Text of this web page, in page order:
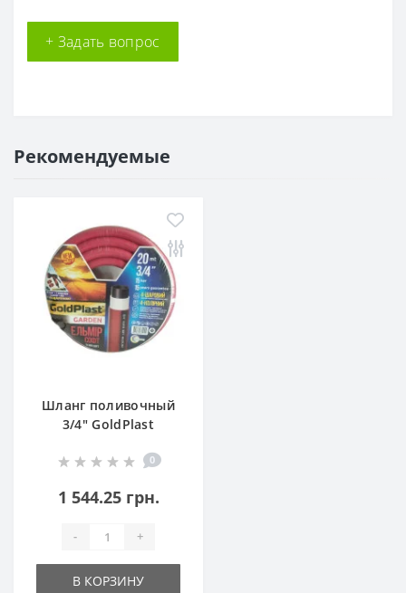
+ Задать вопрос
Рекомендуемые
Шланг поливочный
3/4" GoldPlast
0
1 544.25 грн.
- +
В КОРЗИНУ